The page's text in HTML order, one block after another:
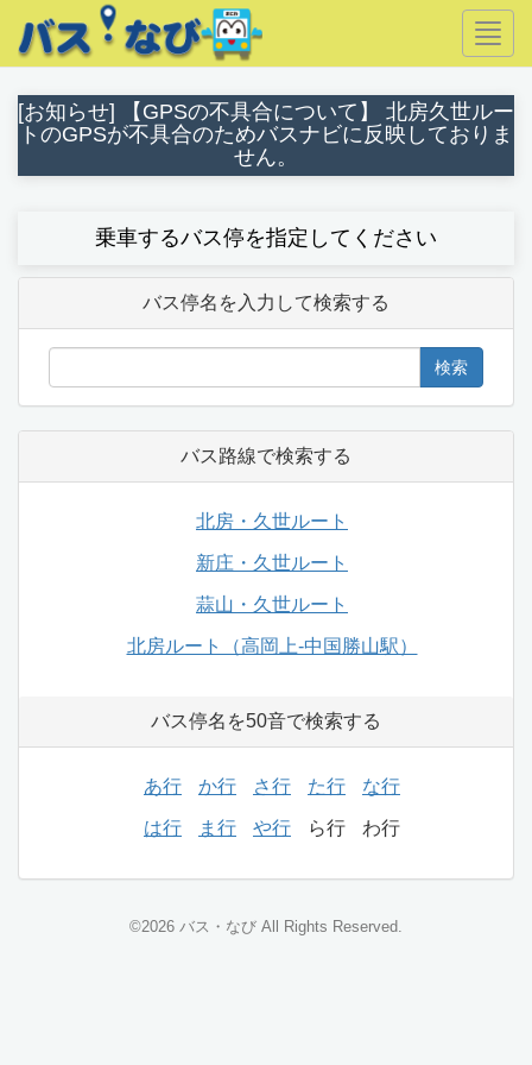
[お知らせ] 【GPSの不具合について】 北房久世ルー
トのGPSが不具合のためバスナビに反映しておりま
せん。
乗車するバス停を指定してください
バス停名を入力して検索する
検索
バス路線で検索する
北房・久世ルート
新庄・久世ルート
蒜山・久世ルート
北房ルート（高岡上-中国勝山駅）
バス停名を50音で検索する
あ行 か行 さ行 た行 な行
は行 ま行 や行 ら行 わ行
©2026 バス・なび All Rights Reserved.